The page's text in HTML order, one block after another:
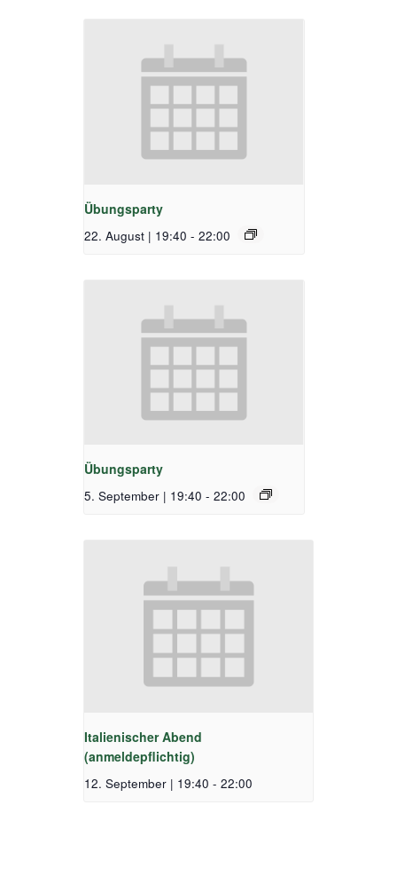
Übungsparty
22. August | 19:40 - 22:00
Übungsparty
5. September | 19:40 - 22:00
Italienischer Abend
(anmeldepflichtig)
12. September | 19:40 - 22:00